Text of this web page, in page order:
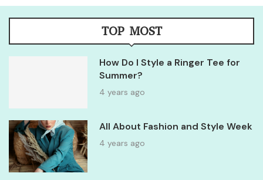
TOP MOST
How Do I Style a Ringer Tee for
Summer?
4 years ago
All About Fashion and Style Week
4 years ago